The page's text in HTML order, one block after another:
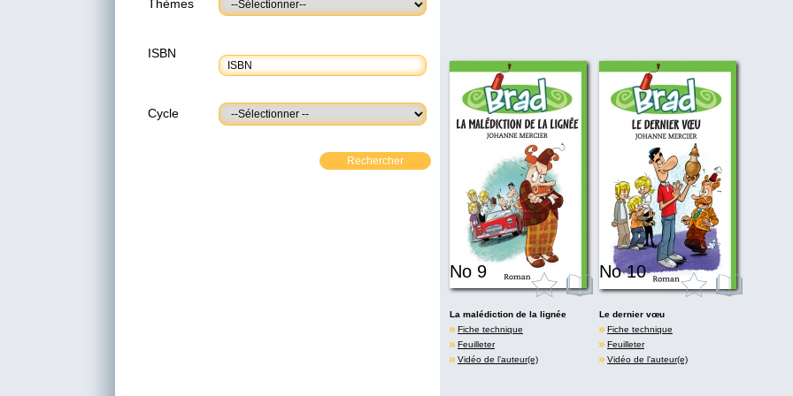
Thèmes
ISBN
Cycle
Rechercher
No 9
La malédiction de la lignée
Fiche technique
Feuilleter
Vidéo de l’auteur(e)
No 10
Le dernier vœu
Fiche technique
Feuilleter
Vidéo de l’auteur(e)